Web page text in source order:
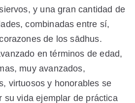
y una gran cantidad de
combinadas entre sí,
de los sādhus.
en términos de edad,
muy avanzados,
virtuosos y honorables se
su vida ejemplar de práctica